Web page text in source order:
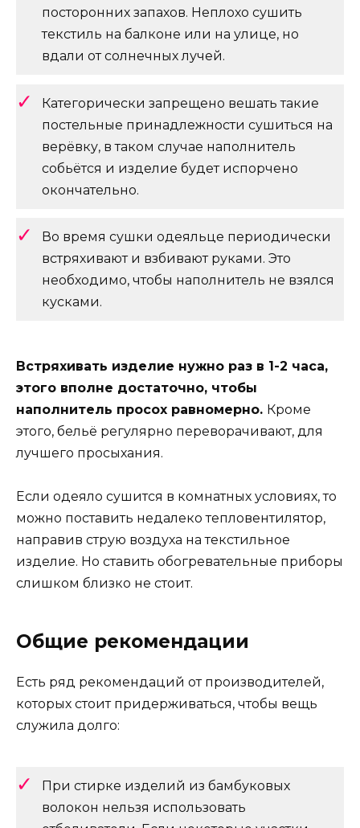
посторонних запахов. Неплохо сушить
текстиль на балконе или на улице, но
вдали от солнечных лучей.
Категорически запрещено вешать такие
постельные принадлежности сушиться на
верёвку, в таком случае наполнитель
собьётся и изделие будет испорчено
окончательно.
Во время сушки одеяльце периодически
встряхивают и взбивают руками. Это
необходимо, чтобы наполнитель не взялся
кусками.
Встряхивать изделие нужно раз в 1-2 часа,
этого вполне достаточно, чтобы
наполнитель просох равномерно. Кроме
этого, бельё регулярно переворачивают, для
лучшего просыхания.
Если одеяло сушится в комнатных условиях, то
можно поставить недалеко тепловентилятор,
направив струю воздуха на текстильное
изделие. Но ставить обогревательные приборы
слишком близко не стоит.
Общие рекомендации
Есть ряд рекомендаций от производителей,
которых стоит придерживаться, чтобы вещь
служила долго:
При стирке изделий из бамбуковых
волокон нельзя использовать